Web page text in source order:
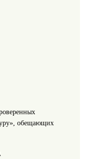
обещающих